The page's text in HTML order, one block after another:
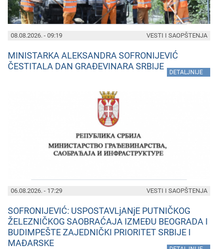
08.08.2026. - 09:19
MINISTARKA ALEKSANDRA SOFRONIJEVIĆ
ČESTITALA DAN GRAĐEVINARA SRBIJE
DETALJNIJE
VESTI I SAOPŠTENJA
06.08.2026. - 17:29
SOFRONIJEVIĆ: USPOSTAVLjANjE PUTNIČKOG
ŽELEZNIČKOG SAOBRAĆAJA IZMEĐU BEOGRADA I
BUDIMPEŠTE ZAJEDNIČKI PRIORITET SRBIJE I
MAĐARSKE
VESTI I SAOPŠTENJA